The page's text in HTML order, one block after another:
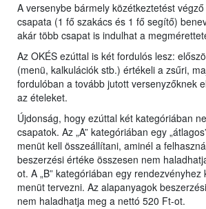
A versenybe bármely közétkeztetést
csapata (1 fő szakács és 1 fő segítő)
akár több csapat is indulhat a
Az OKÉS ezúttal is két fordulós lesz:
(menü, kalkulációk stb.) értékeli a zsűri,
fordulóban a tovább jutott versenyzőknek
az ételeket.
Újdonság, hogy ezúttal két kategóriában
csapatok. Az „A” kategóriában egy
menüt kell összeállítani, aminél a
beszerzési értéke összesen nem
ot. A „B” kategóriában egy
menüt tervezni. Az alapanyagok
nem haladhatja meg a nettó 520 Ft-ot.